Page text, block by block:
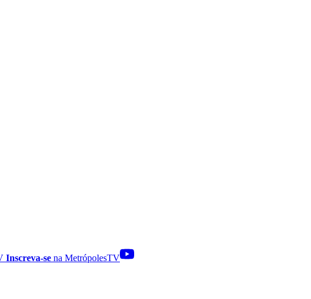
Inscreva-se na MetrópolesTV